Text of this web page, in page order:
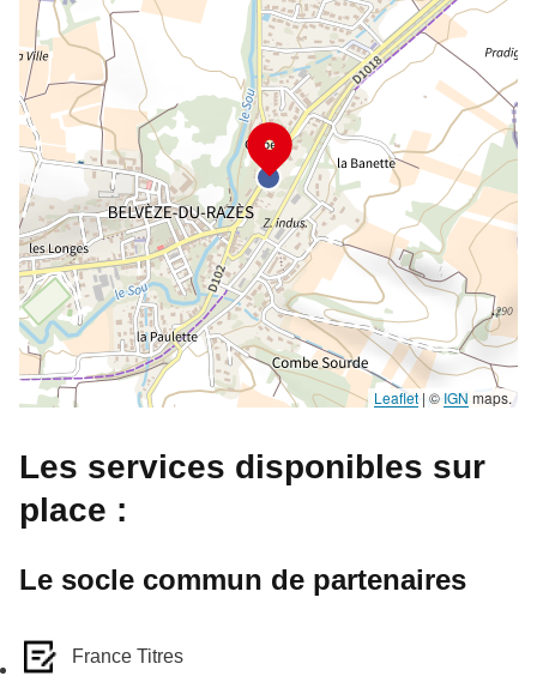
Leaflet | © IGN maps.
Les services disponibles sur
place :
Le socle commun de partenaires
France Titres